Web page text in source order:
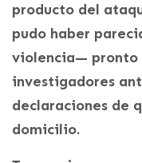
producto del
pudo haber
violencia— pronto
investigadores
declaraciones de
domicilio.